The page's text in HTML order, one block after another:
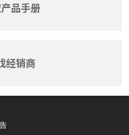
品手册
经销商